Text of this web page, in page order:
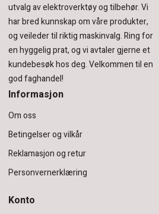
utvalg av elektroverktøy og tilbehør.Vi
har bred kunnskap om våre produkter,
og veileder til riktig maskinvalg. Ring for
en hyggelig prat, og vi avtaler gjerne et
kundebesøk hos deg.Velkommen til en
god faghandel!
Informasjon
Om oss
Betingelser og vilkår
Reklamasjon og retur
Personvernerklæring
Konto